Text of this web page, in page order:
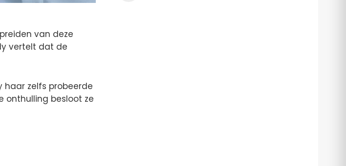
van deze
vertelt dat de
haar zelfs probeerde
onthulling besloot ze